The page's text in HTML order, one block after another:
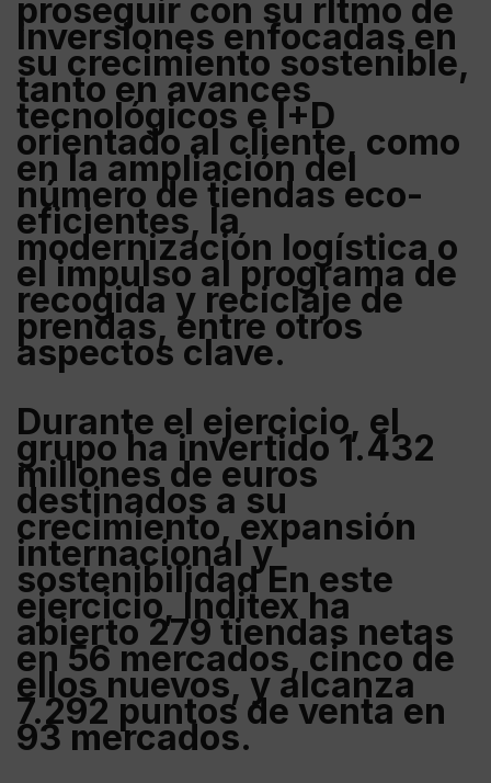
proseguir con su ritmo de
inversiones enfocadas en
su crecimiento sostenible,
tanto en avances
tecnológicos e I+D
orientado al cliente, como
en la ampliación del
número de tiendas eco-
eficientes, la
modernización logística o
el impulso al programa de
recogida y reciclaje de
prendas, entre otros
aspectos clave.
Durante el ejercicio, el
grupo ha invertido 1.432
millones de euros
destinados a su
crecimiento, expansión
internacional y
sostenibilidad En este
ejercicio,Inditexha
abierto 279 tiendas netas
en 56 mercados, cinco de
ellos nuevos, y alcanza
7.292 puntos de venta en
93 mercados.